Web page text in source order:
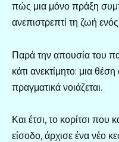
πώς μια μόνο πράξη
ανεπιστρεπτί τη ζωή
Παρά την απουσία του
κάτι ανεκτίμητο: μια
πραγματικά νοιάζεται.
Και έτσι, το κορίτσι που
είσοδο, άρχισε ένα νέο